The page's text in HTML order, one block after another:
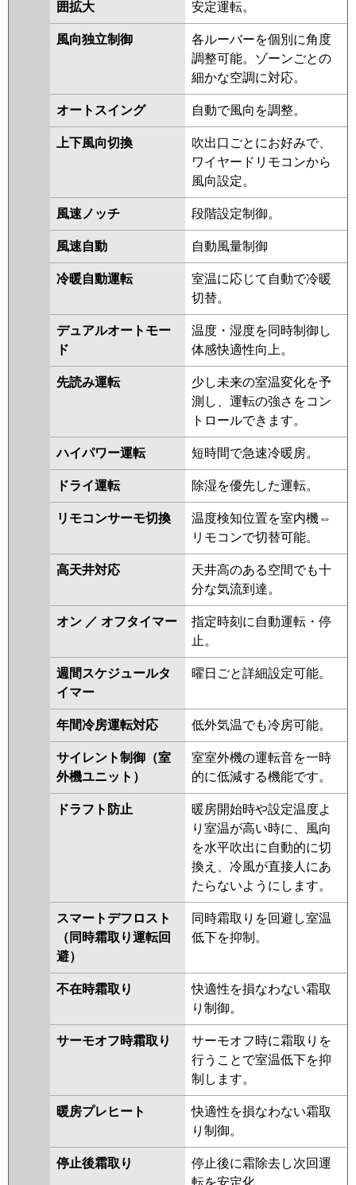
GP224RGHG3 RCID-GP224RGHG1-
RCID-GP224RGHG2 RCID-
GP224RGHG1 RCID-GP224RGHG
RCID-AP224GHG8-kobe RCID-
AP224GHG8 RCID-AP224GHG7-
kobe
RCID-AP224GHG7
三菱重工
FDTWZ2245HT5SA-rak
FDTWZ2245HT5SA
パナソニック PA-P224L7GTNB PA-P224L7GTB
PA-P224L7GTA PA-P224L7GTNA
PA-P224L7GTN PA-P224L7GT
PA-P224L6GTB PA-P224L6GTNB
囲拡大 安定運転。
風向独立制御
各ルーバーを個別に角度
調整可能。ゾーンごとの
細かな空調に対応。
オートスイング 自動で風向を調整。
上下風向切換
吹出口ごとにお好みで、
ワイヤードリモコンから
風向設定。
風速ノッチ 段階設定制御。
風速自動 自動風量制御
冷暖自動運転
室温に応じて自動で冷暖
切替。
デュアルオートモー
ド
温度・湿度を同時制御し
体感快適性向上。
先読み運転
少し未来の室温変化を予
測し、運転の強さをコン
トロールできます。
ハイパワー運転 短時間で急速冷暖房。
ドライ運転 除湿を優先した運転。
リモコンサーモ切換
温度検知位置を室内機⇔
リモコンで切替可能。
高天井対応
天井高のある空間でも十
分な気流到達。
オン ／ オフタイマー
指定時刻に自動運転・停
止。
週間スケジュールタ
イマー
曜日ごと詳細設定可能。
年間冷房運転対応 低外気温でも冷房可能。
サイレント制御（室
外機ユニット）
室室外機の運転音を一時
的に低減する機能です。
ドラフト防止
暖房開始時や設定温度よ
り室温が高い時に、風向
を水平吹出に自動的に切
換え、冷風が直接人にあ
たらないようにします。
スマートデフロスト
（同時霜取り運転回
避）
同時霜取りを回避し室温
低下を抑制。
不在時霜取り
快適性を損なわない霜取
り制御。
サーモオフ時霜取り
サーモオフ時に霜取りを
行うことで室温低下を抑
制します。
暖房プレヒート
快適性を損なわない霜取
り制御。
停止後霜取り
停止後に霜除去し次回運